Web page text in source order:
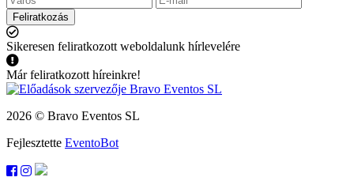
Feliratkozás
Sikeresen feliratkozott weboldalunk hírlevelére
Már feliratkozott híreinkre!
2026 © Bravo Eventos SL
Fejlesztette EventoBot